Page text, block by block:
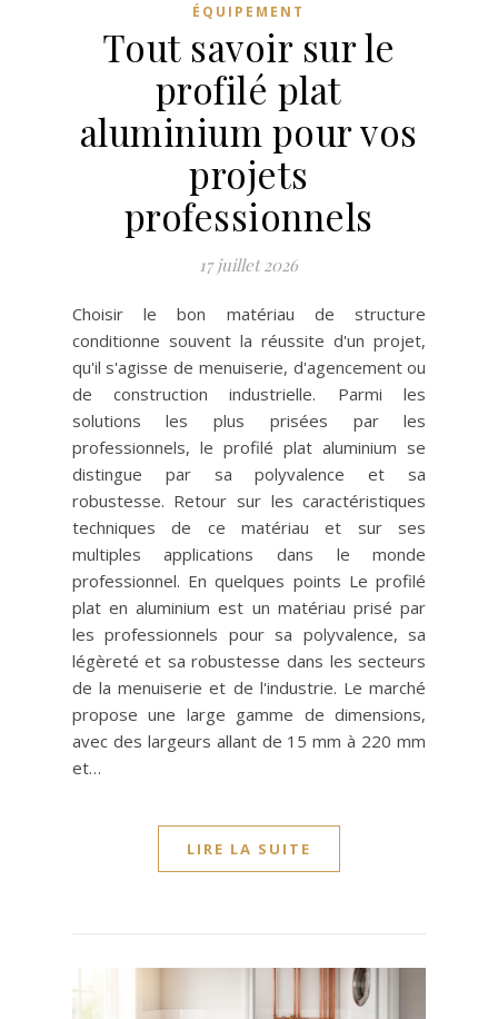
ÉQUIPEMENT
Tout savoir sur le
profilé plat
aluminium pour vos
projets
professionnels
17 juillet 2026
Choisir le bon matériau de structure
conditionne souvent la réussite d'un projet,
qu'il s'agisse de menuiserie, d'agencement ou
de construction industrielle. Parmi les
solutions les plus prisées par les
professionnels, le profilé plat aluminium se
distingue par sa polyvalence et sa
robustesse. Retour sur les caractéristiques
techniques de ce matériau et sur ses
multiples applications dans le monde
professionnel. En quelques points Le profilé
plat en aluminium est un matériau prisé par
les professionnels pour sa polyvalence, sa
légèreté et sa robustesse dans les secteurs
de la menuiserie et de l'industrie. Le marché
propose une large gamme de dimensions,
avec des largeurs allant de 15 mm à 220 mm
et…
LIRE LA SUITE